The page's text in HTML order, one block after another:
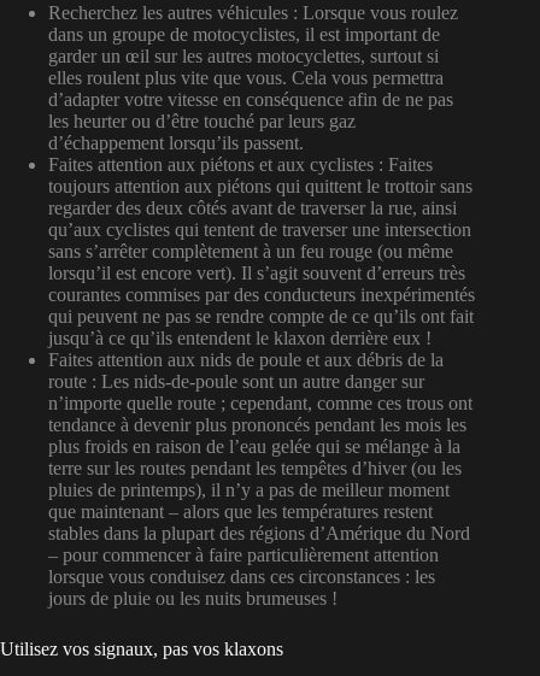
Recherchez les autres véhicules : Lorsque vous roulez
dans un groupe de motocyclistes, il est important de
garder un œil sur les autres motocyclettes, surtout si
elles roulent plus vite que vous. Cela vous permettra
d’adapter votre vitesse en conséquence afin de ne pas
les heurter ou d’être touché par leurs gaz
d’échappement lorsqu’ils passent.
Faites attention aux piétons et aux cyclistes : Faites
toujours attention aux piétons qui quittent le trottoir sans
regarder des deux côtés avant de traverser la rue, ainsi
qu’aux cyclistes qui tentent de traverser une intersection
sans s’arrêter complètement à un feu rouge (ou même
lorsqu’il est encore vert). Il s’agit souvent d’erreurs très
courantes commises par des conducteurs inexpérimentés
qui peuvent ne pas se rendre compte de ce qu’ils ont fait
jusqu’à ce qu’ils entendent le klaxon derrière eux !
Faites attention aux nids de poule et aux débris de la
route : Les nids-de-poule sont un autre danger sur
n’importe quelle route ; cependant, comme ces trous ont
tendance à devenir plus prononcés pendant les mois les
plus froids en raison de l’eau gelée qui se mélange à la
terre sur les routes pendant les tempêtes d’hiver (ou les
pluies de printemps), il n’y a pas de meilleur moment
que maintenant – alors que les températures restent
stables dans la plupart des régions d’Amérique du Nord
– pour commencer à faire particulièrement attention
lorsque vous conduisez dans ces circonstances : les
jours de pluie ou les nuits brumeuses !
Utilisez vos signaux, pas vos klaxons